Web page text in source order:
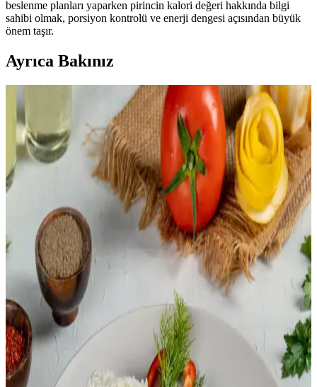
beslenme planları yaparken pirincin kalori değeri hakkında bilgi
sahibi olmak, porsiyon kontrolü ve enerji dengesi açısından büyük
önem taşır.
Ayrıca Bakınız
Basmati Pirinci Pişirme Teknikleri: Aromatik ve
Tane Tane Sonuçlar İçin Yöntemler
Basmati pirinci, doğru yıkama, ıslatma, su oranı ve baharat
kullanımıyla aromatik ve tane tane pişirilebilir. Haşlama ve emme
yöntemleri farklı dokular sunar, tadka ile aroma artırılır.
Dört Doların Altında Ekonomik Akşam Yemeği:
Tavuk Butları ve Jasmine Pirinciyle Lezzetli Menü
Tavuk butları, jasmine pirinci ve Rotel konservesi kullanılarak
porsiyon başına 1,79 dolara ekonomik ve lezzetli iki porsiyonluk
akşam yemeği hazırlanabilir. Toplu alışveriş ve etkili pişirme
yöntemleri maliyeti düşürür.
Et ve Pirinçle Hazırlanan Dünya Mutfağına Ait
Çeşitli Tarifler ve Baharat Kullanımları
Et ve pirinç temelinde, farklı baharatlar ve pişirme yöntemleriyle
hazırlanan dünya mutfağına ait çeşitli tarifler sunulmaktadır. Tarifler
esnek malzeme kullanımıyla zenginleşir.